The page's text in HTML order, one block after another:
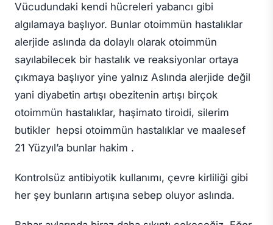
Vücudundaki kendi hücreleri yabancı gibi
algılamaya başlıyor. Bunlar otoimmün hastalıklar
alerjide aslında da dolaylı olarak otoimmün
sayılabilecek bir hastalık ve reaksiyonlar ortaya
çıkmaya başlıyor yine yalnız Aslında alerjide değil
yani diyabetin artışı obezitenin artışı birçok
otoimmün hastalıklar, haşimato tiroidi, silerim
butikler hepsi otoimmün hastalıklar ve maalesef
21 Yüzyıl’a bunlar hakim .
Kontrolsüz antibiyotik kullanımı, çevre kirliliği gibi
her şey bunların artışına sebep oluyor aslında.